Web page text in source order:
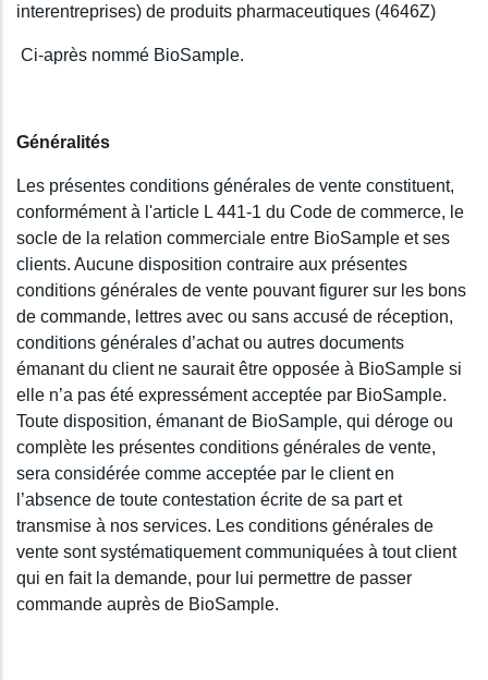
interentreprises) de produits pharmaceutiques (4646Z)
Ci-après nommé BioSample.
Généralités
Les présentes conditions générales de vente constituent,
conformément à l'article L 441-1 du Code de commerce, le
socle de la relation commerciale entre BioSample et ses
clients. Aucune disposition contraire aux présentes
conditions générales de vente pouvant figurer sur les bons
de commande, lettres avec ou sans accusé de réception,
conditions générales d’achat ou autres documents
émanant du client ne saurait être opposée à BioSample si
elle n’a pas été expressément acceptée par BioSample.
Toute disposition, émanant de BioSample, qui déroge ou
complète les présentes conditions générales de vente,
sera considérée comme acceptée par le client en
l’absence de toute contestation écrite de sa part et
transmise à nos services. Les conditions générales de
vente sont systématiquement communiquées à tout client
qui en fait la demande, pour lui permettre de passer
commande auprès de BioSample.